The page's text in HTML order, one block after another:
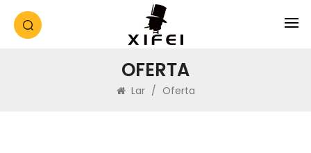
OFERTA
Lar / Oferta